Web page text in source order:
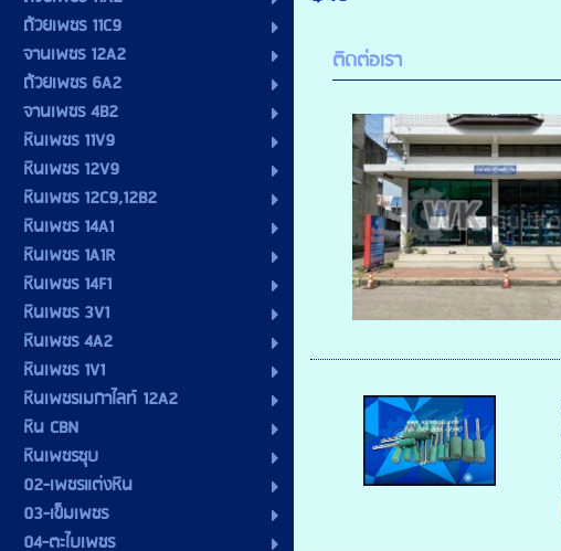
ถ้วยเพชร 11C9
จานเพชร 12A2
ถ้วยเพชร 6A2
จานเพชร 4B2
หินเพชร 11V9
หินเพชร 12V9
หินเพชร 12C9,12B2
หินเพชร 14A1
หินเพชร 1A1R
หินเพชร 14F1
หินเพชร 3V1
หินเพชร 4A2
หินเพชร 1V1
หินเพชรเมกาไลท์ 12A2
หิน CBN
หินเพชรชุบ
02-เพชรแต่งหิน
03-เข็มเพชร
04-ตะไบเพชร
ติดต่อเรา